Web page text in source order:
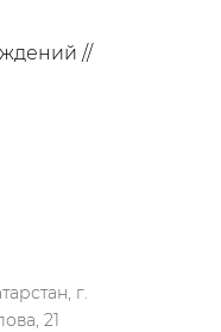
//
г.
21